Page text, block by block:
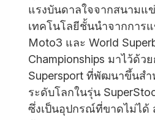
แรงบันดาลใจจากสนามแ
เทคโนโลยีชั้นนำจากการ
Moto3 และ World
Championships มาไว้ด้ว
Supersport ที่พัฒนาขึ้นส
ระดับโลกในรุ่น
ซึ่งเป็นอุปกรณ์ที่ขาดไม่ได้